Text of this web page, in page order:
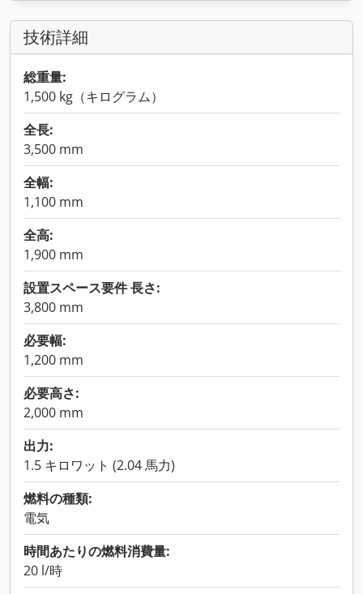
技術詳細
総重量:
1,500 kg（キログラム）
全長:
3,500 mm
全幅:
1,100 mm
全高:
1,900 mm
設置スペース要件 長さ:
3,800 mm
必要幅:
1,200 mm
必要高さ:
2,000 mm
出力:
1.5 キロワット (2.04 馬力)
燃料の種類:
電気
時間あたりの燃料消費量:
20 l/時